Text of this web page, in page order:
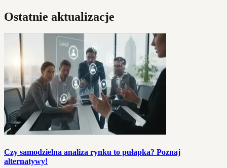
Ostatnie aktualizacje
Czy samodzielna analiza rynku to pułapka? Poznaj
alternatywy!